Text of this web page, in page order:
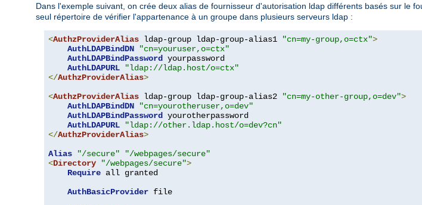
Dans l'exemple suivant, on crée deux alias de fournisseur d'autorisation ldap différents basés sur le
seul répertoire de vérifier l'appartenance à un groupe dans plusieurs serveurs ldap :
<AuthzProviderAlias ldap-group ldap-group-alias1 "cn=my-group,o=ctx">
AuthLDAPBindDN
"cn=youruser,o=ctx"
AuthLDAPBindPassword yourpassword
AuthLDAPURL
"ldap://ldap.host/o=ctx"
</AuthzProviderAlias>
<AuthzProviderAlias ldap-group ldap-group-alias2 "cn=my-other-group,o=dev">
AuthLDAPBindDN
"cn=yourotheruser,o=dev"
AuthLDAPBindPassword yourotherpassword
AuthLDAPURL
"ldap://other.ldap.host/o=dev?cn"
</AuthzProviderAlias>
Alias
"/secure"
"/webpages/secure"
<Directory "/webpages/secure">
Require all granted
AuthBasicProvider file